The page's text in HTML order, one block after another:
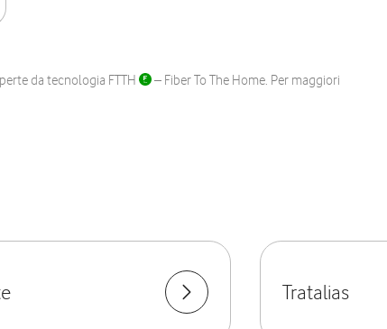
da tecnologia FTTH
– Fiber To The Home. Per maggiori
Tratalias